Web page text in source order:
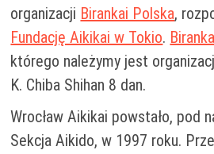
organizacji Birankai Polska,
Fundację Aikikai w Tokio.
którego należymy jest
K. Chiba Shihan 8 dan.
Wrocław Aikikai powstało, pod
Sekcja Aikido, w 1997 roku.